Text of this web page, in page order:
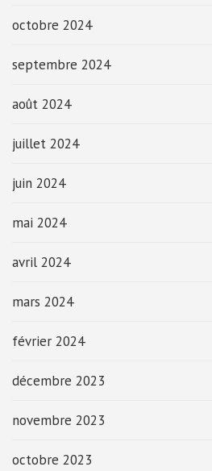
octobre 2024
septembre 2024
août 2024
juillet 2024
juin 2024
mai 2024
avril 2024
mars 2024
février 2024
décembre 2023
novembre 2023
octobre 2023